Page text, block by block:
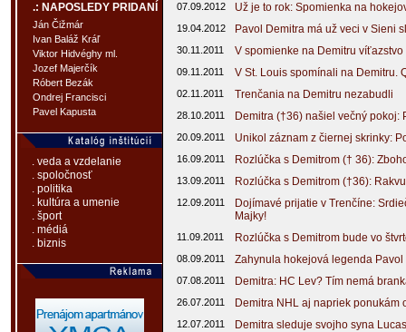
.: NAPOSLEDY PRIDANÍ
Ján Čižmár
Ivan Baláž Kráľ
Viktor Hidvéghy ml.
Jozef Majerčík
Róbert Bezák
Ondrej Francisci
Pavel Kapusta
. veda a vzdelanie
. spoločnosť
. politika
. kultúra a umenie
. šport
. médiá
. biznis
07.09.2012 Už je to rok: Spomienka na
19.04.2012 Pavol Demitra má už veci v Sieni
30.11.2011 V spomienke na Demitru
09.11.2011 V St. Louis spomínali na Demitru.
02.11.2011 Trenčania na Demitru nezabudli
28.10.2011 Demitra (†36) našiel večný
20.09.2011 Unikol záznam z čiernej skrinky:
16.09.2011 Rozlúčka s Demitrom († 36):
13.09.2011 Rozlúčka s Demitrom (†36):
12.09.2011
Dojímavé prijatie v Trenčíne:
Majky!
11.09.2011 Rozlúčka s Demitrom bude vo
08.09.2011 Zahynula hokejová legenda Pavol
07.08.2011 Demitra: HC Lev? Tím nemá
26.07.2011 Demitra NHL aj napriek ponukám
12.07.2011 Demitra sleduje svojho syna